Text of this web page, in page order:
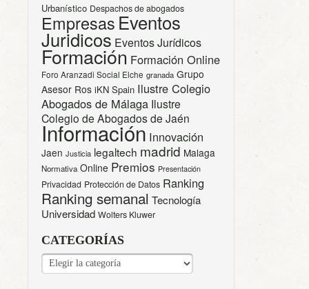
Urbanístico Despachos de abogados
Empresas Eventos
Juridicos Eventos Jurídicos
Formación Formación Online
Foro Aranzadi Social Elche granada Grupo
Asesor Ros iKN Spain Ilustre Colegio
Abogados de Málaga Ilustre
Colegio de Abogados de Jaén
Información Innovación
Jaen Justicia legaltech madrid Malaga
Normativa Online Premios Presentación
Privacidad Protección de Datos Ranking
Ranking semanal Tecnología
Universidad Wolters Kluwer
CATEGORÍAS
CATEGORÍAS